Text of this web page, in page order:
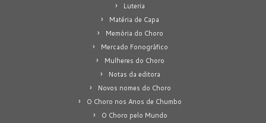
Luteria
Matéria de Capa
Memória do Choro
Mercado Fonográfico
Mulheres do Choro
Notas da editora
Novos nomes do Choro
O Choro nos Anos de Chumbo
O Choro pelo Mundo